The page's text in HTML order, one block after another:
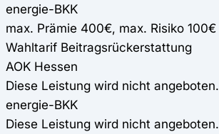
energie-BKK
max. Prämie 400€, max. Risiko 100€
Wahltarif Beitragsrückerstattung
AOK Hessen
Diese Leistung wird nicht angeboten.
energie-BKK
Diese Leistung wird nicht angeboten.